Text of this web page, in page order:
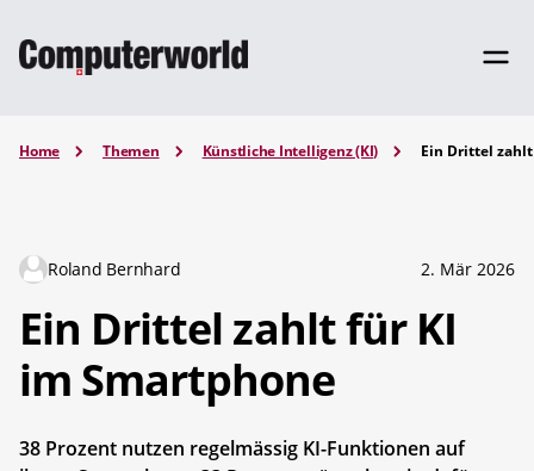
Home Themen Künstliche Intelligenz (KI) Ein Drittel
Roland Bernhard 2. Mär 2026
Ein Drittel zahlt für KI
im Smartphone
38 Prozent nutzen regelmässig KI-Funktionen auf